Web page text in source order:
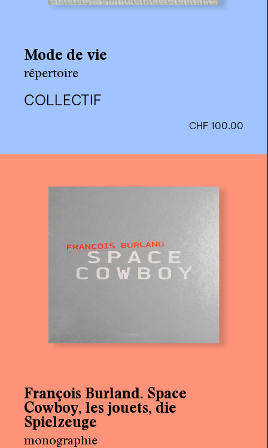
Mode de vie
répertoire
COLLECTIF
CHF 100.00
François Burland. Space
Cowboy, les jouets, die
Spielzeuge
monographie